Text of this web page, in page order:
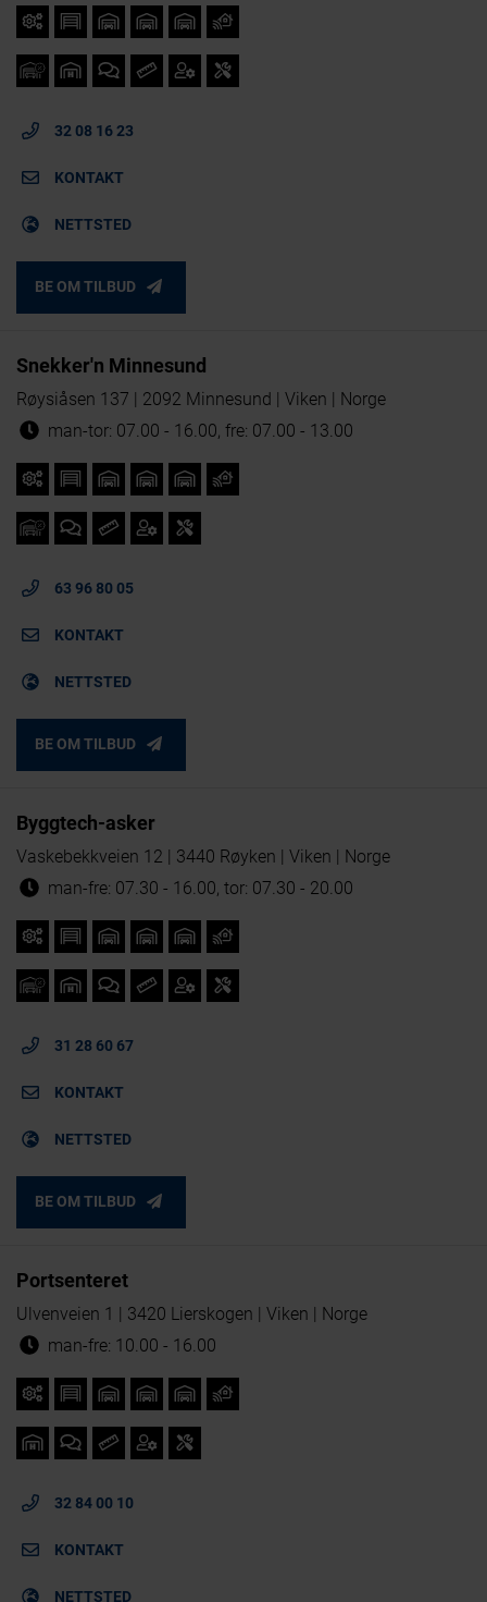
32 08 16 23
KONTAKT
NETTSTED
BE OM TILBUD
Snekker'n Minnesund
Røysiåsen 137 | 2092 Minnesund | Viken | Norge
man-tor: 07.00 - 16.00, fre: 07.00 - 13.00
63 96 80 05
KONTAKT
NETTSTED
BE OM TILBUD
Byggtech-asker
Vaskebekkveien 12 | 3440 Røyken | Viken | Norge
man-fre: 07.30 - 16.00, tor: 07.30 - 20.00
31 28 60 67
KONTAKT
NETTSTED
BE OM TILBUD
Portsenteret
Ulvenveien 1 | 3420 Lierskogen | Viken | Norge
man-fre: 10.00 - 16.00
32 84 00 10
KONTAKT
NETTSTED